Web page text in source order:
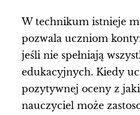
W technikum istnieje
pozwala uczniom
jeśli nie spełniają
edukacyjnych. Kiedy
pozytywnej oceny z
nauczyciel może